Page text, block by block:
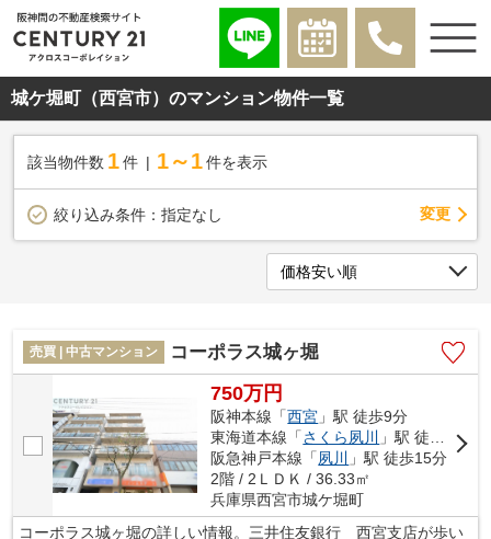
城ケ堀町（西宮市）のマンション物件一覧
該当物件数 1件 1～1 件を表示
絞り込み条件： 指定なし 変更
売買 | 中古マンション コーポラス城ヶ堀
750万円
阪神本線「西宮 」駅 徒歩9分
東海道本線「さくら夙川
」駅 徒歩15分
阪急神戸本線「夙川
」駅 徒歩15分
2階 / 2ＬＤＫ / 36.33㎡
兵庫県西宮市城ケ堀町
コーポラス城ヶ堀の詳しい情報。三井住友銀行 西宮支店が歩い